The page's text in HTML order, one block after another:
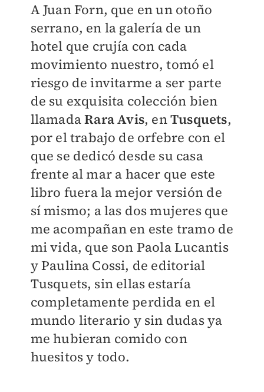
A Juan Forn, que en un otoño
serrano, en la galería de un
hotel que crujía con cada
movimiento nuestro, tomó el
riesgo de invitarme a ser parte
de su exquisita colección bien
llamadaRara Avis, enTusquets,
por el trabajo de orfebre con el
que se dedicó desde su casa
frente al mar a hacer que este
libro fuera la mejor versión de
sí mismo; a las dos mujeres que
me acompañan en este tramo de
mi vida, que son Paola Lucantis
y Paulina Cossi, de editorial
Tusquets, sin ellas estaría
completamente perdida en el
mundo literario y sin dudas ya
me hubieran comido con
huesitos y todo.